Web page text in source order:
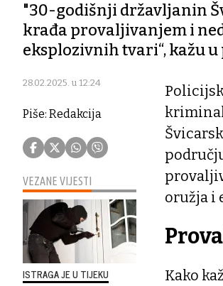
"30-godišnji državljanin
krađa provaljivanjem i
eksplozivnih tvari“, kažu
28.02.2025. u 12:24
Piše: Redakcija
VEZANE VIJESTI
ISTRAGA JE U TIJEKU
oružja i
Kako